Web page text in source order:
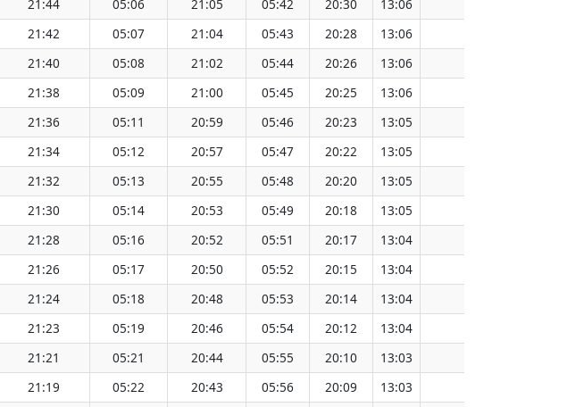
21:44 05:06 21:05 05:42 20:30 13:06
21:42 05:07 21:04 05:43 20:28 13:06
21:40 05:08 21:02 05:44 20:26 13:06
21:38 05:09 21:00 05:45 20:25 13:06
21:36 05:11 20:59 05:46 20:23 13:05
21:34 05:12 20:57 05:47 20:22 13:05
21:32 05:13 20:55 05:48 20:20 13:05
21:30 05:14 20:53 05:49 20:18 13:05
21:28 05:16 20:52 05:51 20:17 13:04
21:26 05:17 20:50 05:52 20:15 13:04
21:24 05:18 20:48 05:53 20:14 13:04
21:23 05:19 20:46 05:54 20:12 13:04
21:21 05:21 20:44 05:55 20:10 13:03
21:19 05:22 20:43 05:56 20:09 13:03